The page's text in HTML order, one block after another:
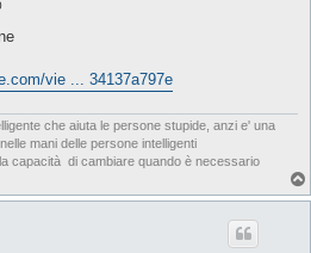
vie ... 34137a797e
che aiuta le persone stupide, anzi e' una
mani delle persone intelligenti
capacità di cambiare quando è necessario